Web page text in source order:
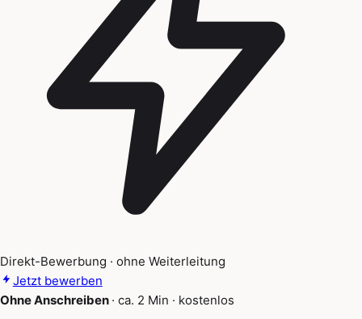
Direkt-Bewerbung · ohne Weiterleitung
Jetzt bewerben
Ohne Anschreiben · ca. 2 Min · kostenlos